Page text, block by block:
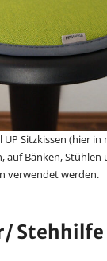
Sitzkissen (hier in
auf Bänken, Stühlen
verwendet werden.